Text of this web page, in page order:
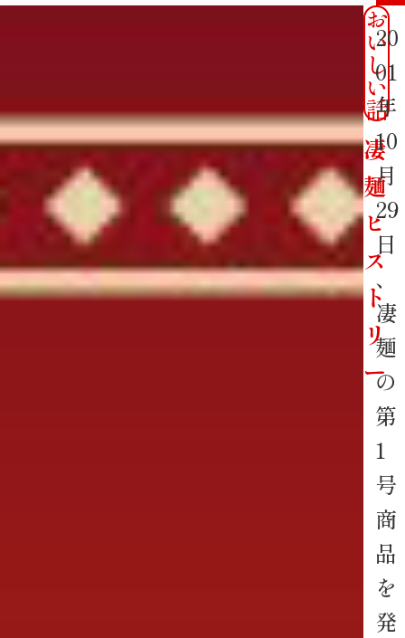
お
い
し
い
話
凄
麺
ヒ
ス
ト
リ
ー
20
01
年
10
月
29
日
、
凄
麺
の
第
1
号
商
品
を
発